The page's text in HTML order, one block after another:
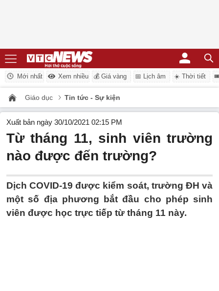
Mới nhất Xem nhiều 💰 Giá vàng 📅 Lịch âm ☀️ Thời tiết
Giáo dục Tin tức - Sự kiện
Xuất bản ngày 30/10/2021 02:15 PM
Từ tháng 11, sinh viên trường
nào được đến trường?
Dịch COVID-19 được kiểm soát, trường ĐH và
một số địa phương bắt đầu cho phép sinh
viên được học trực tiếp từ tháng 11 này.